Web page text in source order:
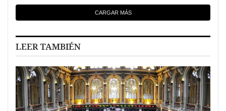
CARGAR MÁS
LEER TAMBIÉN